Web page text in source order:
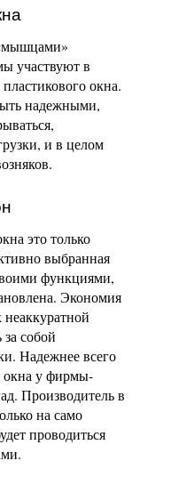
участвуют в
окна.
надежными,
и в целом
это только
выбранная
функциями,
Экономия
собой
Надежнее всего
окна у фирмы-
Производитель в
на само
проводиться